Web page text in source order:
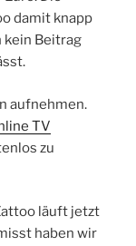
damit knapp
kein Beitrag
aufnehmen.
TV
zu
läuft jetzt
haben wir